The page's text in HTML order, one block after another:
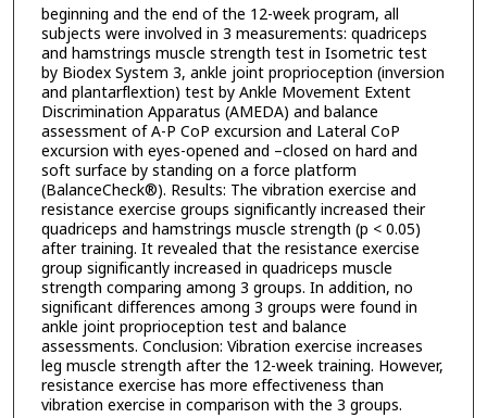
beginning and the end of the 12-week program, all
subjects were involved in 3 measurements: quadriceps
and hamstrings muscle strength test in Isometric test
by Biodex System 3, ankle joint proprioception (inversion
and plantarflextion) test by Ankle Movement Extent
Discrimination Apparatus (AMEDA) and balance
assessment of A-P CoP excursion and Lateral CoP
excursion with eyes-opened and –closed on hard and
soft surface by standing on a force platform
(BalanceCheck®). Results: The vibration exercise and
resistance exercise groups significantly increased their
quadriceps and hamstrings muscle strength (p < 0.05)
after training. It revealed that the resistance exercise
group significantly increased in quadriceps muscle
strength comparing among 3 groups. In addition, no
significant differences among 3 groups were found in
ankle joint proprioception test and balance
assessments. Conclusion: Vibration exercise increases
leg muscle strength after the 12-week training. However,
resistance exercise has more effectiveness than
vibration exercise in comparison with the 3 groups.